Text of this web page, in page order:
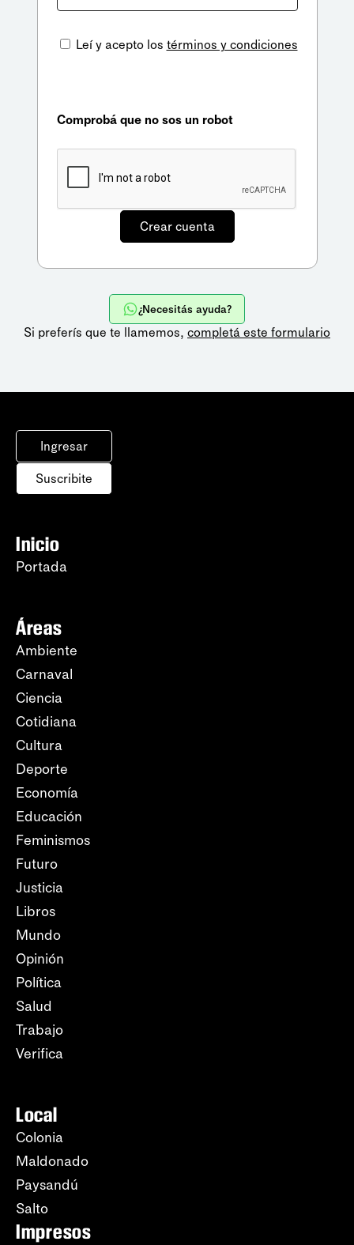
Leí y acepto los términos y condiciones
Comprobá que no sos un robot
¿Necesitás ayuda?
Si preferís que te llamemos, completá este formulario
Ingresar
Suscribite
Inicio
Portada
Áreas
Ambiente
Carnaval
Ciencia
Cotidiana
Cultura
Deporte
Economía
Educación
Feminismos
Futuro
Justicia
Libros
Mundo
Opinión
Política
Salud
Trabajo
Verifica
Local
Colonia
Maldonado
Paysandú
Salto
Impresos